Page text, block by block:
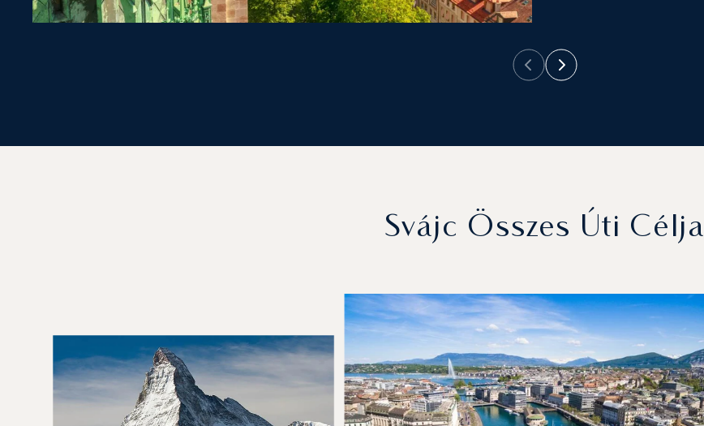
Svájc Összes Úti Célja